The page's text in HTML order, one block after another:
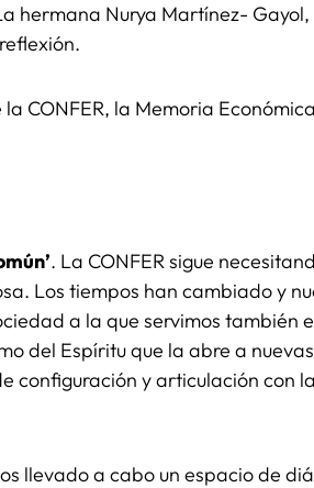
hermana Nurya Martínez- Gayol,
CONFER, la Memoria
. La CONFER sigue
Los tiempos han cambiado y
a la que servimos también
del Espíritu que la abre a
configuración y articulación con
llevado a cabo un espacio de